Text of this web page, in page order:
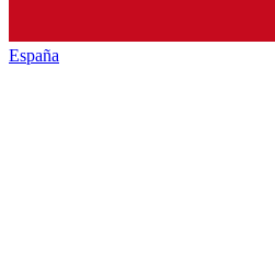
España